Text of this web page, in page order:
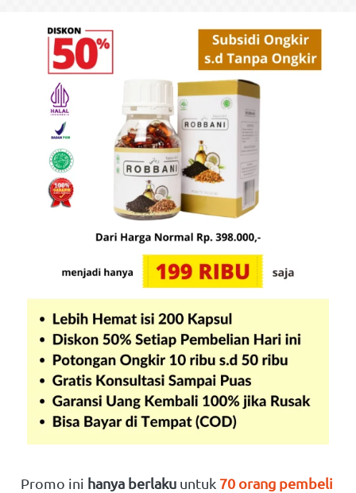
Promo ini hanya berlaku untuk 70 orang pembeli